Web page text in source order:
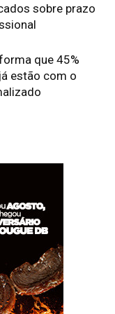
sobre prazo
que 45%
estão com o